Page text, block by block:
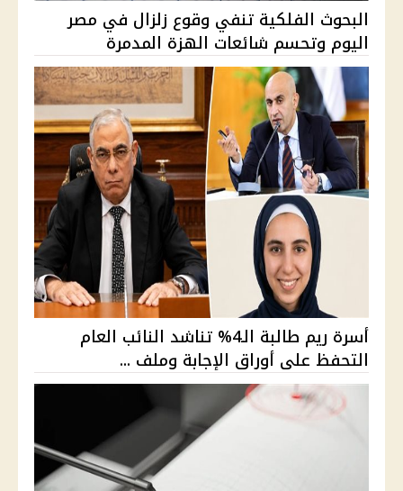
البحوث الفلكية تنفي وقوع زلزال في مصر
اليوم وتحسم شائعات الهزة المدمرة
أسرة ريم طالبة الـ4% تناشد النائب العام
التحفظ على أوراق الإجابة وملف ...